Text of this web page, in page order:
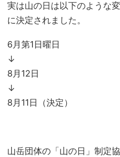
実は山の日は以下のような
に決定されました。
6月第1日曜日
↓
8月12日
↓
8月11日（決定）
山岳団体の「山の日」制定